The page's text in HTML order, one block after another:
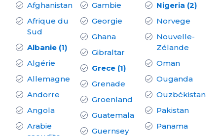
Afghanistan
Afrique du
Sud
Albanie (1)
Algérie
Allemagne
Andorre
Angola
Arabie
Gambie
Georgie
Ghana
Gibraltar
Grece (1)
Grenade
Groenland
Guatemala
Guernsey
Nigeria (2)
Norvege
Nouvelle-
Zélande
Oman
Ouganda
Ouzbékistan
Pakistan
Panama